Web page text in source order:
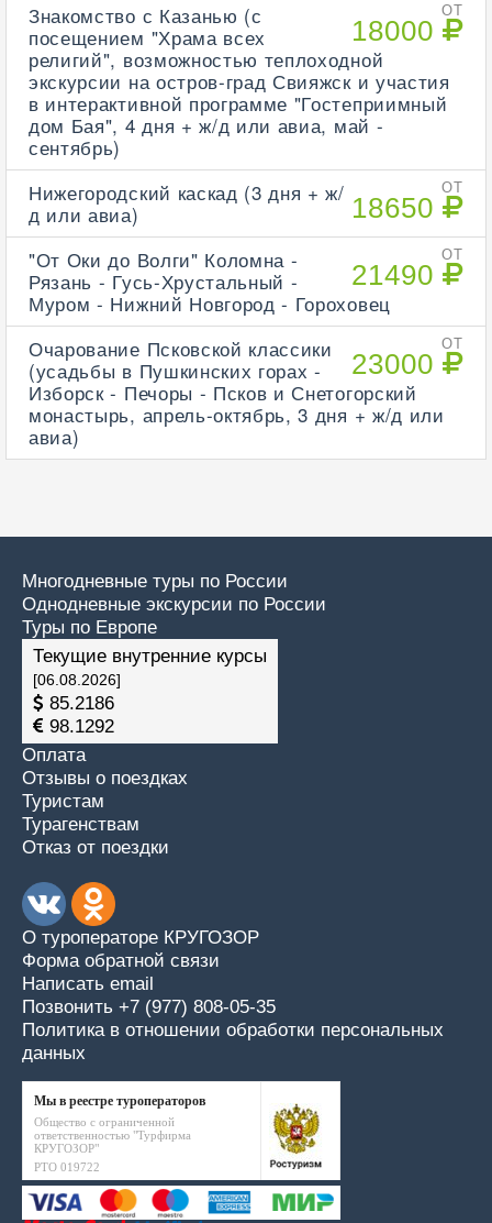
ОТ
18000
Знакомство с Казанью (с
посещением "Храма всех
религий", возможностью теплоходной
экскурсии на остров-град Свияжск и участия
в интерактивной программе "Гостеприимный
дом Бая", 4 дня + ж/д или авиа, май -
сентябрь)
ОТ
18650
Нижегородский каскад (3 дня + ж/
д или авиа)
ОТ
21490
"От Оки до Волги" Коломна -
Рязань - Гусь-Хрустальный -
Муром - Нижний Новгород - Гороховец
ОТ
23000
Очарование Псковской классики
(усадьбы в Пушкинских горах -
Изборск - Печоры - Псков и Снетогорский
монастырь, апрель-октябрь, 3 дня + ж/д или
авиа)
Многодневные туры по России
Однодневные экскурсии по России
Туры по Европе
Текущие внутренние курсы
[06.08.2026]
85.2186
98.1292
Оплата
Отзывы о поездках
Туристам
Турагенствам
Отказ от поездки
О туроператоре КРУГОЗОР
Форма обратной связи
Написать email
Позвонить +7 (977) 808-05-35
Политика в отношении обработки персональных
данных
Мы в реестре туроператоров
Общество с ограниченной
ответственностью "Турфирма
КРУГОЗОР"
РТО 019722